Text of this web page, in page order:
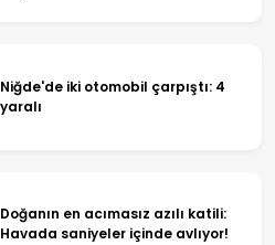
Niğde'de iki otomobil çarpıştı: 4
yaralı
Doğanın en acımasız azılı katili:
Havada saniyeler içinde avlıyor!